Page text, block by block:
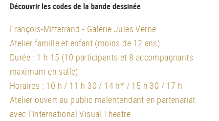
Découvrir les codes de la bande dessinée
François-Mitterrand - Galerie Jules Verne
Atelier famille et enfant (moins de 12 ans)
Durée : 1 h 15 (10 participants et 8 accompagnants
maximum en salle)
Horaires : 10 h / 11 h 30 / 14 h* / 15 h 30 / 17 h
Atelier ouvert au public malentendant en partenariat
avec l’International Visual Theatre